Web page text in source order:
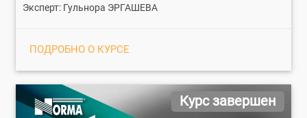
Эксперт: Гульнора ЭРГАШЕВА
ПОДРОБНО О КУРСЕ
Курс завершен